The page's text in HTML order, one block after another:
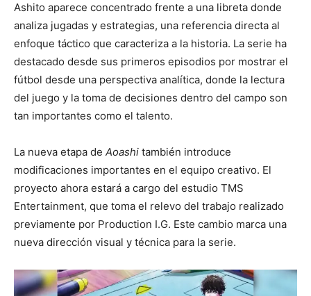
Ashito aparece concentrado frente a una libreta donde
analiza jugadas y estrategias, una referencia directa al
enfoque táctico que caracteriza a la historia. La serie ha
destacado desde sus primeros episodios por mostrar el
fútbol desde una perspectiva analítica, donde la lectura
del juego y la toma de decisiones dentro del campo son
tan importantes como el talento.
La nueva etapa de Aoashi también introduce
modificaciones importantes en el equipo creativo. El
proyecto ahora estará a cargo del estudio TMS
Entertainment, que toma el relevo del trabajo realizado
previamente por Production I.G. Este cambio marca una
nueva dirección visual y técnica para la serie.